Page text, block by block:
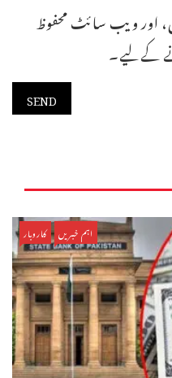
اور ویب سائٹ محفوظ
کےلیے۔
اہم خبریں کاروبار